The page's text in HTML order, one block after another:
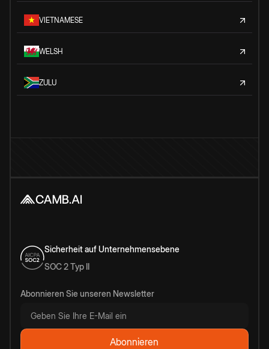
VIETNAMESE
WELSH
ZULU
Sicherheit auf Unternehmensebene
SOC 2 Typ II
Abonnieren Sie unseren Newsletter